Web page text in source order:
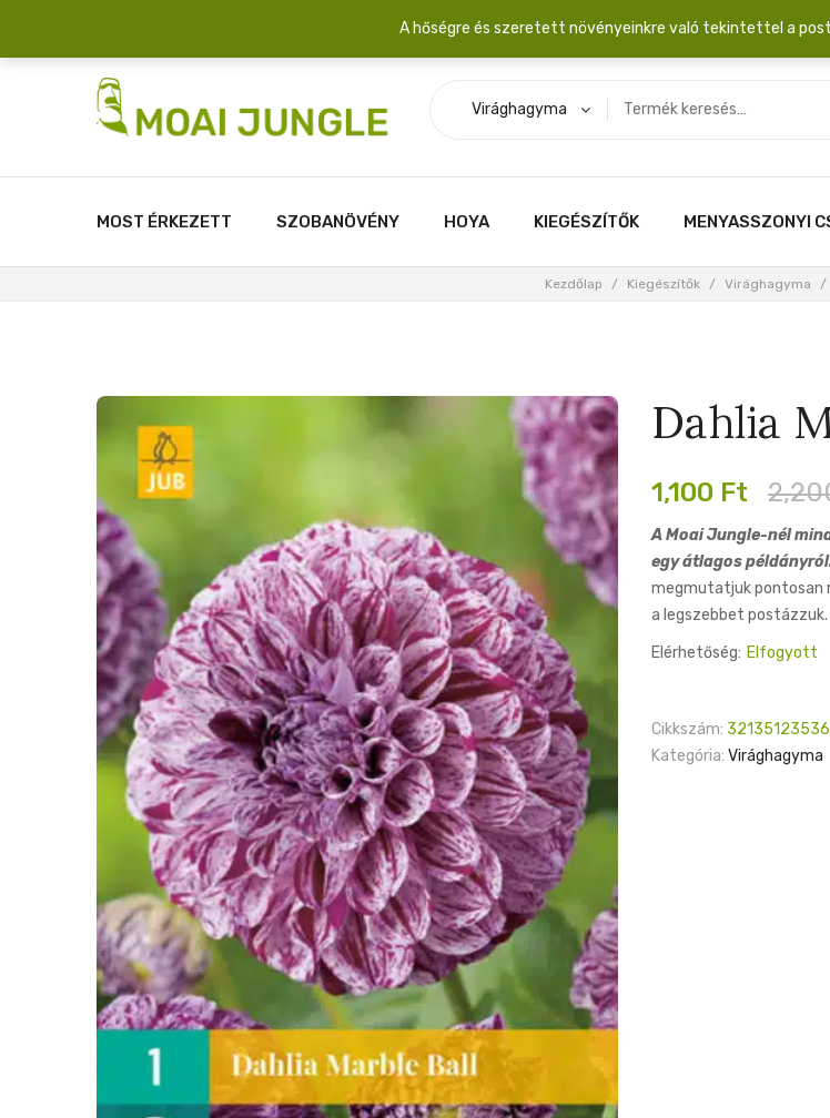
Szállítási díj: 2.200 Ft/csomag átlagosan 3-5 növény fér egy dobozba. 20.000 Ft érték felett INGYEN posta!
Virághagyma
MOST ÉRKEZETT SZOBANÖVÉNY HOYA KIEGÉSZÍTŐK MENYASSZONYI
Kezdőlap / Kiegészítők / Virághagyma /
Dahlia
Original
was:
2,200 Ft.
1,100 Ft
Current
is:
1,100 Ft.
A Moai Jungle-nél
egy átlagos
megmutatjuk pontosan
a legszebbet postázzuk.
Elérhetőség: Elfogyott
Cikkszám:
Kategória: Virághagyma
A hőségre és szeretett növényeinkre való tekintettel a